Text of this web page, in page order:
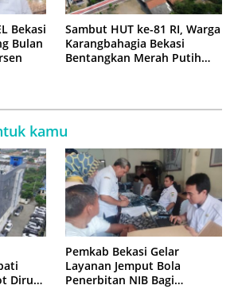
Bekasi
Bulan
Sambut HUT ke-81 RI, Warga
Karangbahagia Bekasi
Bentangkan Merah Putih
kamu
Dirum
Pemkab Bekasi Gelar
Layanan Jemput Bola
Penerbitan NIB Bagi